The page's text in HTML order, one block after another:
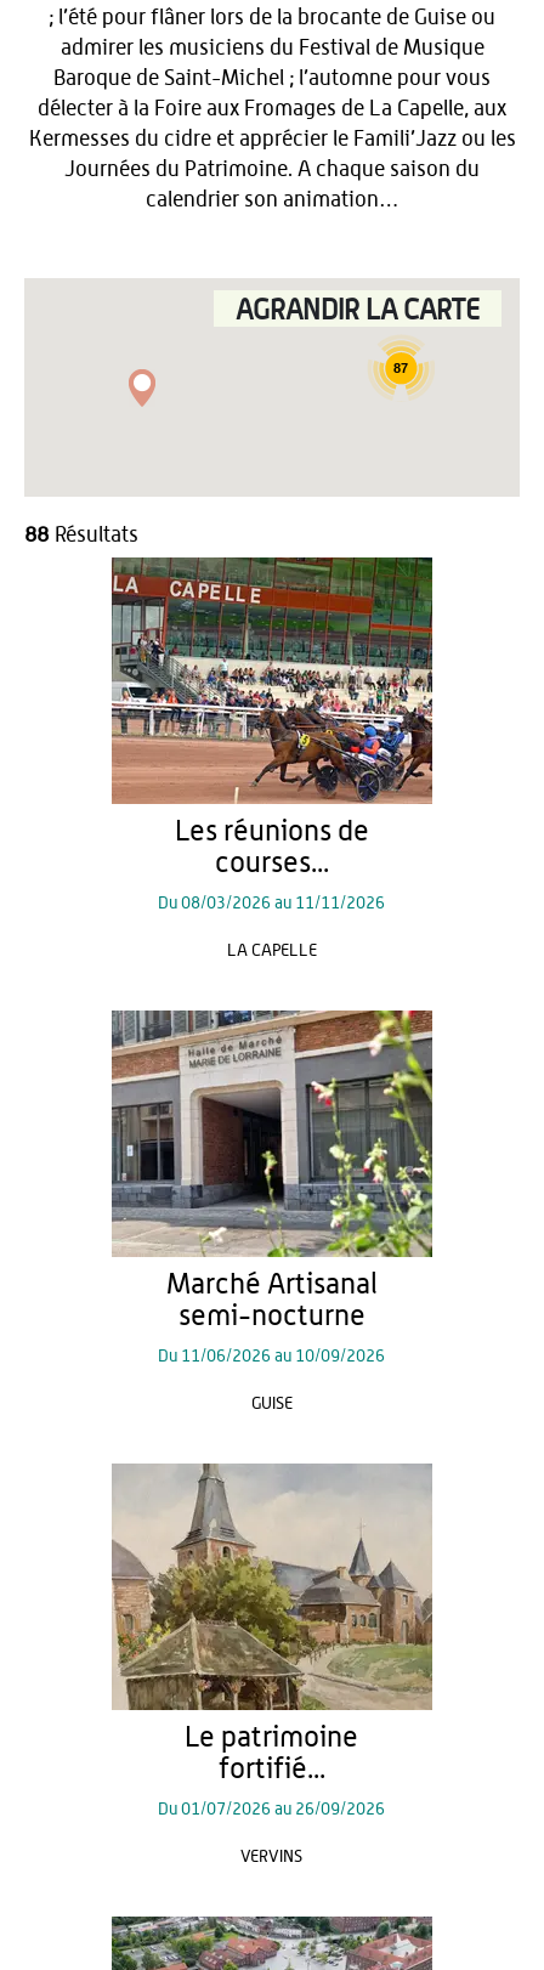
; l’été pour flâner lors de la brocante de Guise ou
admirer les musiciens du Festival de Musique
Baroque de Saint-Michel ; l’automne pour vous
délecter à la Foire aux Fromages de La Capelle, aux
Kermesses du cidre et apprécier le Famili’Jazz ou les
Journées du Patrimoine. A chaque saison du
calendrier son animation…
87
AGRANDIR LA CARTE
88 Résultats
Les réunions de
courses...
Du08/03/2026 au 11/11/2026
LA CAPELLE
Marché Artisanal
semi-nocturne
Du 11/06/2026 au 10/09/2026
GUISE
Le patrimoine
fortifié...
Du01/07/2026 au 26/09/2026
VERVINS